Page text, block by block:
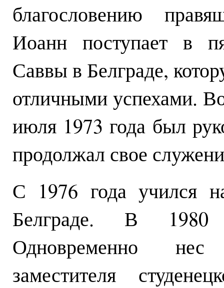
благословению
Иоанн поступает в
Саввы в Белграде,
отличными успехами.
июля 1973 года был
продолжал свое
С 1976 года учился
Белграде. В 1980
Одновременно нес
заместителя